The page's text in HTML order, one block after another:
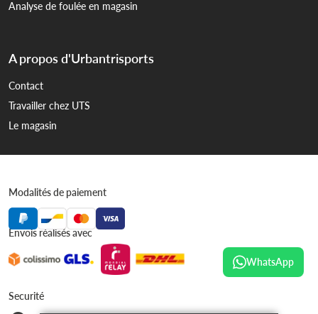
Analyse de foulée en magasin
A propos d'Urbantrisports
Contact
Travailler chez UTS
Le magasin
Modalités de paiement
Envois réalisés avec
Securité
WhatsApp